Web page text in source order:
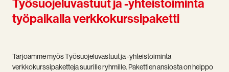
Työsuojeluvastuut ja -yhteistoiminta
työpaikalla verkkokurssipaketti
Tarjoamme myös Työsuojeluvastuut ja -yhteistoiminta
verkkokurssipaketteja suurille ryhmille. Pakettien ansiosta on helppo